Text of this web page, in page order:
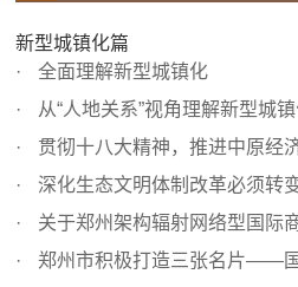
新型城镇化篇
全面理解新型城镇化
从“人地关系”视角理解新型城
贯彻十八大精神，推进中原经
深化生态文明体制改革必须转
关于郑州架构辐射网络型国际
郑州市积极打造三张名片——国际